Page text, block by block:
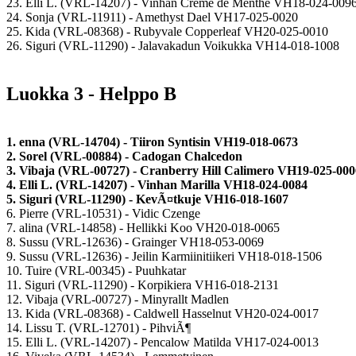
23. Elli L. (VRL-14207) - Vinhan Creme de Menthe VH18-024-
24. Sonja (VRL-11911) - Amethyst Dael VH17-025-0020
25. Kida (VRL-08368) - Rubyvale Copperleaf VH20-025-0010
26. Siguri (VRL-11290) - Jalavakadun Voikukka VH14-018-1008
Luokka 3 - Helppo B
1. enna (VRL-14704) - Tiiron Syntisin VH19-018-0673
2. Sorel (VRL-00884) - Cadogan Chalcedon
3. Vibaja (VRL-00727) - Cranberry Hill Calimero VH19-025-
4. Elli L. (VRL-14207) - Vinhan Marilla VH18-024-0084
5. Siguri (VRL-11290) - KevÃ¤tkuje VH16-018-1607
6. Pierre (VRL-10531) - Vidic Czenge
7. alina (VRL-14858) - Hellikki Koo VH20-018-0065
8. Sussu (VRL-12636) - Grainger VH18-053-0069
9. Sussu (VRL-12636) - Jeilin Karmiinitiikeri VH18-018-1506
10. Tuire (VRL-00345) - Puuhkatar
11. Siguri (VRL-11290) - Korpikiera VH16-018-2131
12. Vibaja (VRL-00727) - Minyrallt Madlen
13. Kida (VRL-08368) - Caldwell Hasselnut VH20-024-0017
14. Lissu T. (VRL-12701) - PihviÃ¶
15. Elli L. (VRL-14207) - Pencalow Matilda VH17-024-0013